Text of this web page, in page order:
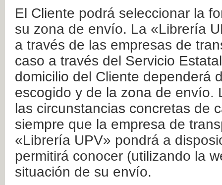
El Cliente podrá seleccionar la
su zona de envío. La «Librería
a través de las empresas de
caso a través del Servicio
domicilio del Cliente dependerá
escogido y de la zona de envío.
las circunstancias concretas de
siempre que la empresa de
«Librería UPV» pondrá a
permitirá conocer (utilizando la
situación de su envío.